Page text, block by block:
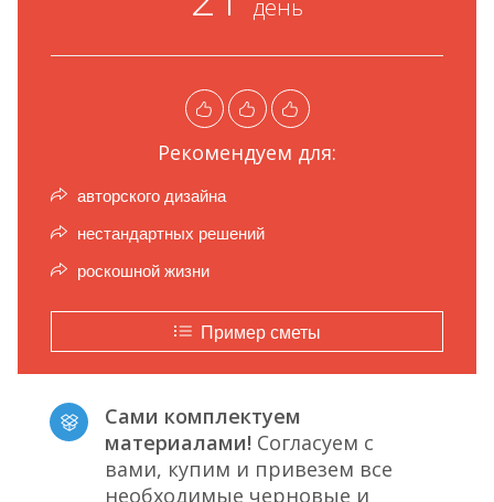
день
Рекомендуем для:
авторского дизайна
нестандартных решений
роскошной жизни
Пример сметы
Сами комплектуем
материалами! Согласуем с
вами, купим и привезем все
необходимые черновые и